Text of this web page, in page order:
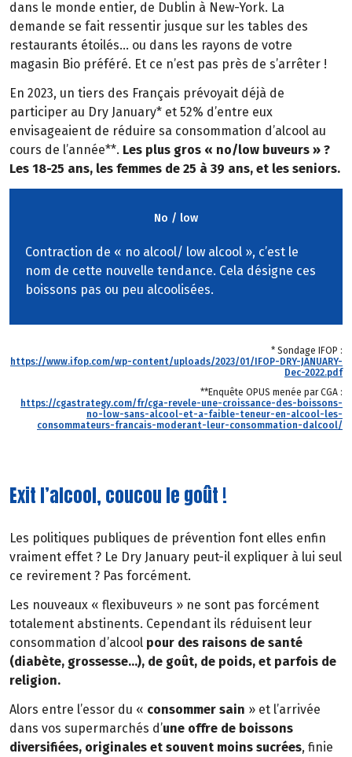
dans le monde entier, de Dublin à New-York. La
demande se fait ressentir jusque sur les tables des
restaurants étoilés… ou dans les rayons de votre
magasin Bio préféré. Et ce n’est pas près de s’arrêter !
En 2023, un tiers des Français prévoyait déjà de
participer au Dry January* et 52% d’entre eux
envisageaient de réduire sa consommation d’alcool au
cours de l’année**. Les plus gros « no/low buveurs » ?
Les 18-25 ans, les femmes de 25 à 39 ans, et les seniors.
No / low
Contraction de « no alcool/ low alcool », c’est le
nom de cette nouvelle tendance. Cela désigne ces
boissons pas ou peu alcoolisées.
* Sondage IFOP :
https://www.ifop.com/wp-content/uploads/2023/01/IFOP-DRY-JANUARY-
Dec-2022.pdf
**Enquête OPUS menée par CGA :
https://cgastrategy.com/fr/cga-revele-une-croissance-des-boissons-
no-low-sans-alcool-et-a-faible-teneur-en-alcool-les-
consommateurs-francais-moderant-leur-consommation-dalcool/
Exit l’alcool, coucou le goût !
Les politiques publiques de prévention font elles enfin
vraiment effet ? Le Dry January peut-il expliquer à lui seul
ce revirement ? Pas forcément.
Les nouveaux « flexibuveurs » ne sont pas forcément
totalement abstinents. Cependant ils réduisent leur
consommation d’alcool pour des raisons de santé
(diabète, grossesse…), de goût, de poids, et parfois de
religion.
Alors entre l’essor du « consommer sain » et l’arrivée
dans vos supermarchés d’une offre de boissons
diversifiées, originales et souvent moins sucrées, finie